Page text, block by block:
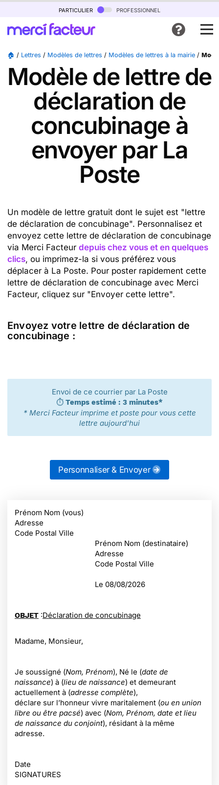
particulier professionnel
🏠 / Lettres / Modèles de lettres / Modèles de lettres à la mairie /
Modèle de lettre de
déclaration de
concubinage à
envoyer par La
Poste
Un modèle de lettre gratuit dont le sujet est "lettre
de déclaration de concubinage". Personnalisez et
envoyez cette lettre de déclaration de concubinage
via Merci Facteur depuis chez vous et en quelques
clics, ou imprimez-la si vous préférez vous
déplacer à La Poste. Pour poster rapidement cette
lettre de déclaration de concubinage avec Merci
Facteur, cliquez sur "Envoyer cette lettre".
Envoyez votre lettre de déclaration de
concubinage :
Envoi de ce courrier par La Poste
⏱️ Temps estimé : 3 minutes*
* Merci Facteur imprime et poste pour vous cette
lettre aujourd'hui
Personnaliser & Envoyer
Prénom Nom (vous)
Adresse
Code Postal Ville
Prénom Nom (destinataire)
Adresse
Code Postal Ville
Le 08/08/2026
OBJET :Déclaration de concubinage
Madame, Monsieur,
Je soussigné (Nom, Prénom), Né le (date de
naissance) à (lieu de naissance) et demeurant
actuellement à (adresse complète),
déclare sur l’honneur vivre maritalement (ou en union
libre ou être pacsé) avec (Nom, Prénom, date et lieu
de naissance du conjoint), résidant à la même
adresse.
Date
SIGNATURES